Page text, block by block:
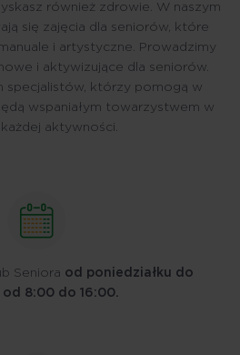
również zdrowie. W naszym
się zajęcia dla seniorów, które
i artystyczne. Prowadzimy
i aktywizujące dla seniorów.
specjalistów, którzy pomogą w
wspaniałym towarzystwem w
aktywności.
Seniora od poniedziałku do
8:00 do 16:00.